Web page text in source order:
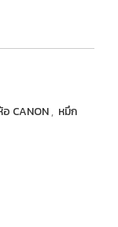
CANON, หมึก